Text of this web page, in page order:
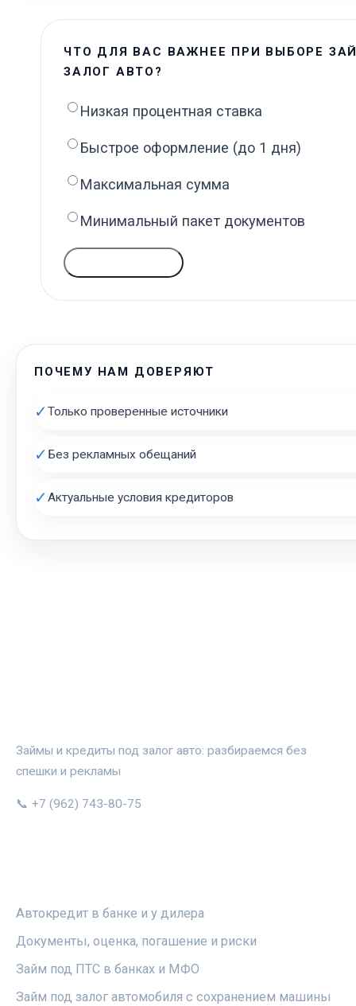
ЧТО ДЛЯ ВАС ВАЖНЕЕ ПРИ ВЫБОРЕ
ЗАЛОГ АВТО?
Низкая процентная ставка
Быстрое оформление (до 1 дня)
Максимальная сумма
Минимальный пакет документов
ПОЧЕМУ НАМ ДОВЕРЯЮТ
✓Только проверенные источники
✓ Без рекламных обещаний
✓Актуальные условия кредиторов
Займы и кредиты под залог авто: разбираемся без
спешки и рекламы
📞 +7 (962) 743-80-75
Автокредит в банке и у дилера
Документы, оценка, погашение и риски
Займ под ПТС в банках и МФО
Займ под залог автомобиля с сохранением машины